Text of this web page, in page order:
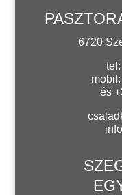
6720
és